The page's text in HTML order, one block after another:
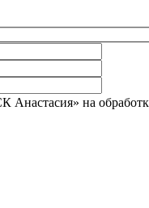
Анастасия» на